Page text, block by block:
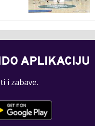
APLIKACIJU
i zabave.